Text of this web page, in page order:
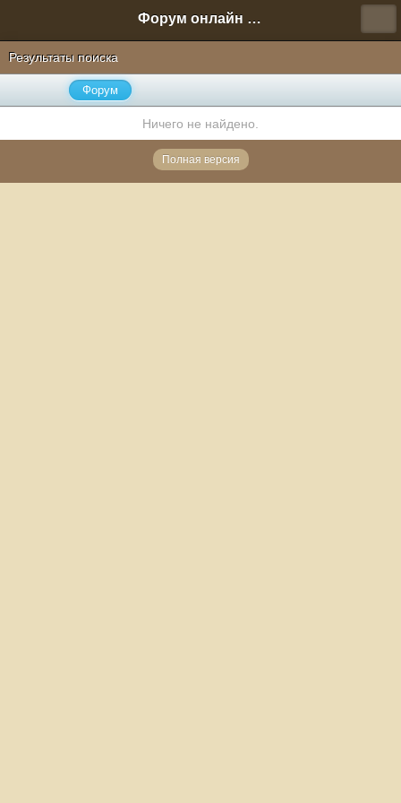
Форум онлайн игры "Новая Эра" (Нюра Биз)
Результаты поиска
Форум
Ничего не найдено.
Полная версия